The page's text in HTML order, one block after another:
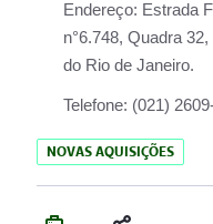
Endereço: Estrada
n°6.748, Quadra
do Rio de Janeiro.
Telefone: (021)
NOVAS AQUISIÇÕES